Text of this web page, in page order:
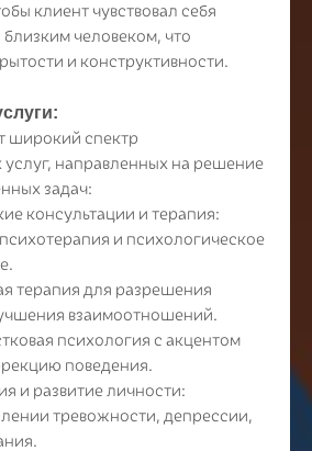
клиент чувствовал себя
человеком, что
и конструктивности.
широкий спектр
услуг, направленных на решение
задач:
консультации и терапия:
и психологическое
терапия для разрешения
взаимоотношений.
психология с акцентом
поведения.
и развитие личности:
тревожности, депрессии,